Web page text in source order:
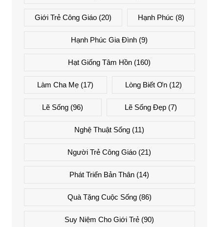
Giới Trẻ Công Giáo(20) Hạnh Phúc (8)
Hạnh Phúc Gia Đình (9)
Hạt Giống Tâm Hồn (160)
Làm Cha Mẹ (17) Lòng Biết Ơn(12)
Lẽ Sống (96) Lẽ Sống Đẹp(7)
Nghệ Thuật Sống (11)
Người Trẻ Công Giáo (21)
Phát Triển Bản Thân (14)
Quà Tặng Cuộc Sống(86)
Suy Niệm Cho Giới Trẻ (90)